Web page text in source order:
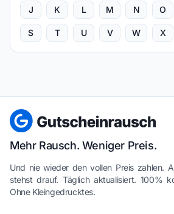
J K L M N O
S T U V W X
Mehr Rausch. Weniger Preis.
Und nie wieder den vollen Preis zahlen.
stehst drauf. Täglich aktualisiert. 100%
Ohne Kleingedrucktes.